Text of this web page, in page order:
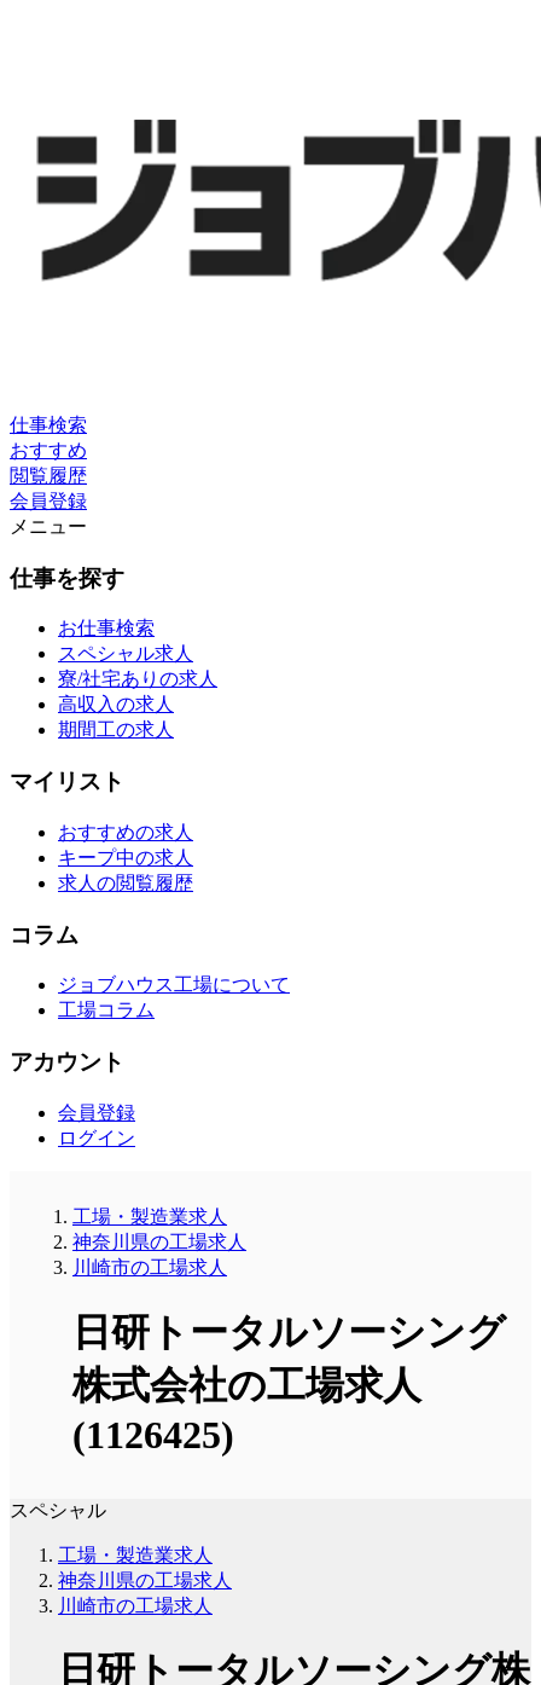
仕事検索
おすすめ
閲覧履歴
会員登録
メニュー
仕事を探す
お仕事検索
スペシャル求人
寮/社宅ありの求人
高収入の求人
期間工の求人
マイリスト
おすすめの求人
キープ中の求人
求人の閲覧履歴
コラム
ジョブハウス工場について
工場コラム
アカウント
会員登録
ログイン
工場・製造業求人
神奈川県の工場求人
川崎市の工場求人
日研トータルソーシング
株式会社の工場求人
(1126425)
スペシャル
工場・製造業求人
神奈川県の工場求人
川崎市の工場求人
日研トータルソーシング株